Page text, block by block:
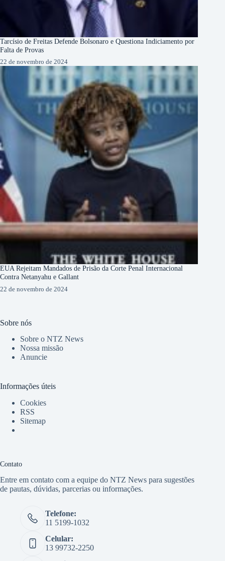
Tarcísio de Freitas Defende Bolsonaro e Questiona Indiciamento por
Falta de Provas
22 de novembro de 2024
EUA Rejeitam Mandados de Prisão da Corte Penal Internacional
Contra Netanyahu e Gallant
22 de novembro de 2024
Sobre nós
Sobre o NTZ News
Nossa missão
Anuncie
Informações úteis
Cookies
RSS
Sitemap
Contato
Entre em contato com a equipe do NTZ News para sugestões
de pautas, dúvidas, parcerias ou informações.
Telefone:
11 5199-1032
Celular:
13 99732-2250